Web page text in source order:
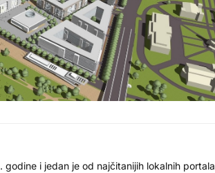
godine i jedan je od najčitanijih lokalnih portala